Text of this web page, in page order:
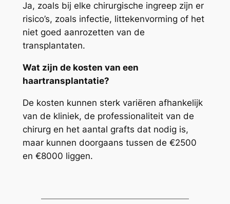
Ja, zoals bij elke chirurgische ingreep zijn er
risico’s, zoals infectie, littekenvorming of het
niet goed aanrozetten van de
transplantaten.
Wat zijn de kosten van een
haartransplantatie?
De kosten kunnen sterk variëren afhankelijk
van de kliniek, de professionaliteit van de
chirurg en het aantal grafts dat nodig is,
maar kunnen doorgaans tussen de €2500
en €8000 liggen.